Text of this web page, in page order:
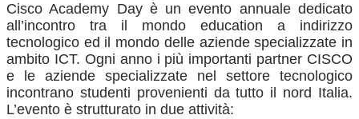
Cisco Academy Day è un evento annuale dedicato
all’incontro tra il mondo education a indirizzo
tecnologico ed il mondo delle aziende specializzate in
ambito ICT. Ogni anno i più importanti partner CISCO
e le aziende specializzate nel settore tecnologico
incontrano studenti provenienti da tutto il nord Italia.
L’evento è strutturato in due attività: